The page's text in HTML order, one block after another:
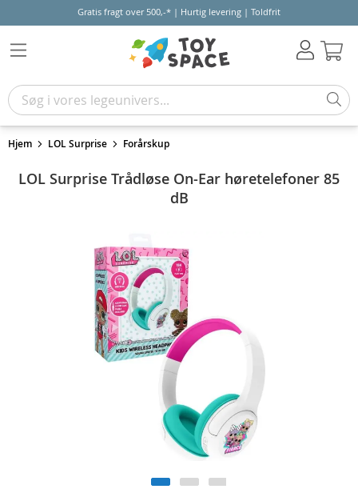
Gratis fragt over 500,-* | Hurtig levering | Toldfrit
Hjem LOL Surprise Forårskup
LOL Surprise Trådløse On-Ear høretelefoner 85
dB